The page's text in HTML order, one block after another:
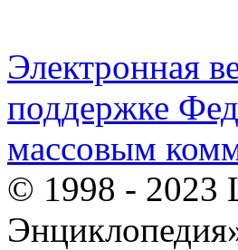
Электронная
поддержке
массовым
© 1998 - 2023